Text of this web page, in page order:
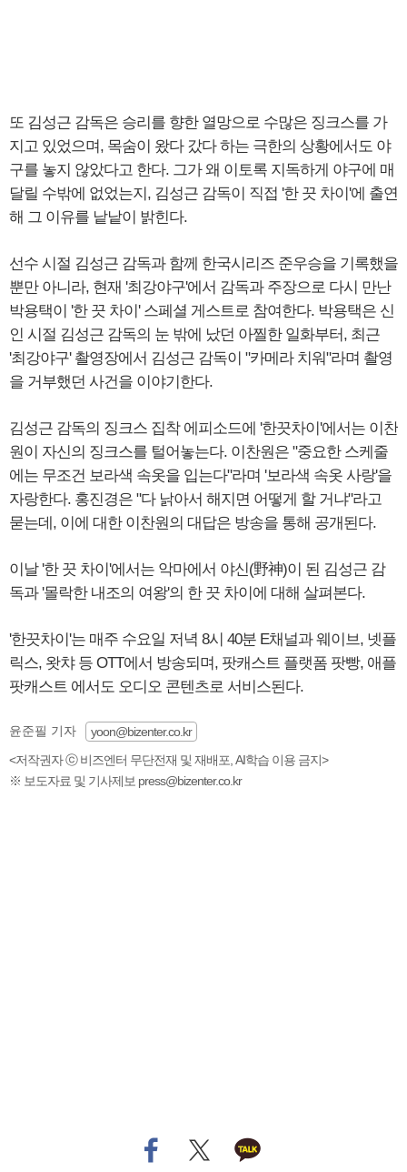
또 김성근 감독은 승리를 향한 열망으로 수많은 징크스를 가
지고 있었으며, 목숨이 왔다 갔다 하는 극한의 상황에서도 야
구를 놓지 않았다고 한다. 그가 왜 이토록 지독하게 야구에 매
달릴 수밖에 없었는지, 김성근 감독이 직접 '한 끗 차이'에 출연
해 그 이유를 낱낱이 밝힌다.
선수 시절 김성근 감독과 함께 한국시리즈 준우승을 기록했을
뿐만 아니라, 현재 '최강야구'에서 감독과 주장으로 다시 만난
박용택이 '한 끗 차이' 스페셜 게스트로 참여한다. 박용택은 신
인 시절 김성근 감독의 눈 밖에 났던 아찔한 일화부터, 최근
'최강야구' 촬영장에서 김성근 감독이 "카메라 치워"라며 촬영
을 거부했던 사건을 이야기한다.
김성근 감독의 징크스 집착 에피소드에 '한끗차이'에서는 이찬
원이 자신의 징크스를 털어놓는다. 이찬원은 "중요한 스케줄
에는 무조건 보라색 속옷을 입는다"라며 '보라색 속옷 사랑'을
자랑한다. 홍진경은 "다 낡아서 해지면 어떻게 할 거냐"라고
묻는데, 이에 대한 이찬원의 대답은 방송을 통해 공개된다.
이날 '한 끗 차이'에서는 악마에서 야신(野神)이 된 김성근 감
독과 '몰락한 내조의 여왕'의 한 끗 차이에 대해 살펴본다.
'한끗차이'는 매주 수요일 저녁 8시 40분 E채널과 웨이브, 넷플
릭스, 왓챠 등 OTT에서 방송되며, 팟캐스트 플랫폼 팟빵, 애플
팟캐스트 에서도 오디오 콘텐츠로 서비스된다.
윤준필 기자
yoon@bizenter.co.kr
<저작권자 ⓒ 비즈엔터 무단전재 및 재배포, AI학습 이용 금지>
※ 보도자료 및 기사제보 press@bizenter.co.kr